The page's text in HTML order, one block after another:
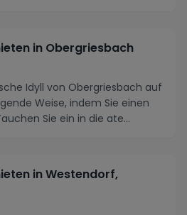
in Obergriesbach
Idyll von Obergriesbach auf
Weise, indem Sie einen
Sie ein in die ate...
in Westendorf,